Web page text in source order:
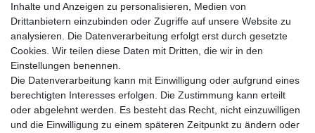
Anleitungen
Vertrag widerrufen
PARTNER
DHL
GLS
Inhalte und Anzeigen zu personalisieren, Medien von
Drittanbietern einzubinden oder Zugriffe auf unsere Website zu
analysieren. Die Datenverarbeitung erfolgt erst durch gesetzte
Cookies. Wir teilen diese Daten mit Dritten, die wir in den
Einstellungen benennen.
Die Datenverarbeitung kann mit Einwilligung oder aufgrund eines
berechtigten Interesses erfolgen. Die Zustimmung kann erteilt
oder abgelehnt werden. Es besteht das Recht, nicht einzuwilligen
und die Einwilligung zu einem späteren Zeitpunkt zu ändern oder